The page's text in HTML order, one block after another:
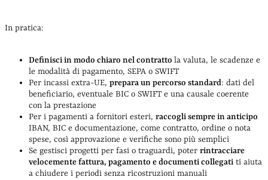
In pratica:
Definisci in modo chiaro nel contratto la valuta, le scadenze e
le modalità di pagamento, SEPA o SWIFT
Per incassi extra-UE, prepara un percorso standard: dati del
beneficiario, eventuale BIC o SWIFT e una causale coerente
con la prestazione
Per i pagamenti a fornitori esteri, raccogli sempre in anticipo
IBAN, BIC e documentazione, come contratto, ordine o nota
spese, così approvazione e verifiche sono più semplici
Se gestisci progetti per fasi o traguardi, poter rintracciare
velocemente fattura, pagamento e documenti collegati ti aiuta
a chiudere i periodi senza ricostruzioni manuali